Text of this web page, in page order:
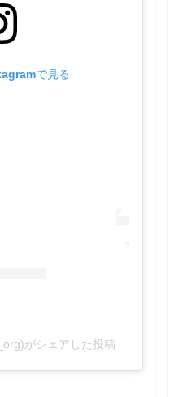
で見る
がシェアした投稿